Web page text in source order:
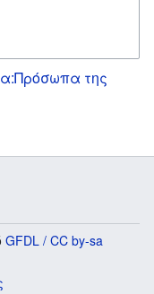
της
GFDL / CC by-sa